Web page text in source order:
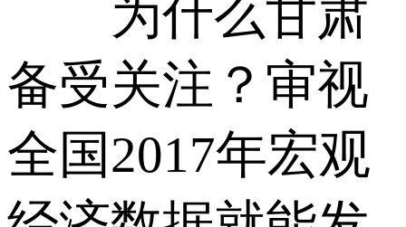
为什么甘肃
备受关注？审视
全国2017年宏观